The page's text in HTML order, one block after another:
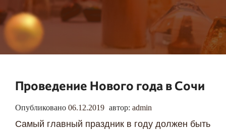
Проведение Нового года в Сочи
Опубликовано 06.12.2019 автор: admin
Самый главный праздник в году должен быть